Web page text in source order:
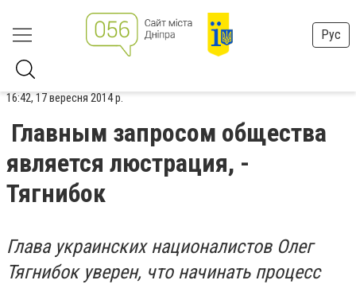
Рус
16:42, 17 вересня 2014 р.
Главным запросом общества
является люстрация, -
Тягнибок
Глава украинских националистов Олег
Тягнибок уверен, что начинать процесс